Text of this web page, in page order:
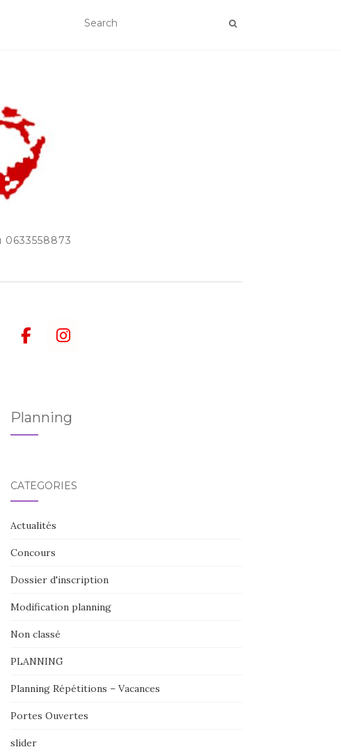
0633558873
Planning
CATÉGORIES
Actualités
Concours
Dossier d'inscription
Modification planning
Non classé
PLANNING
Planning Répétitions – Vacances
Portes Ouvertes
slider